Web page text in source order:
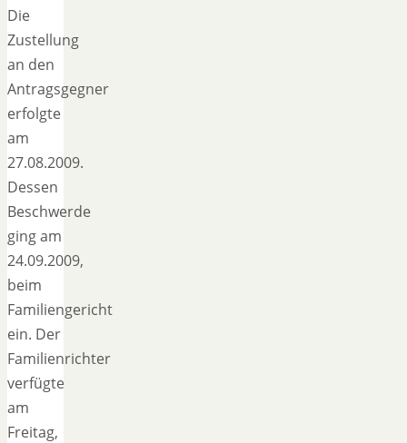
Die
Zustellung
an den
Antragsgegner
erfolgte
am
27.08.2009.
Dessen
Beschwerde
ging am
24.09.2009,
beim
Familiengericht
ein. Der
Familienrichter
verfügte
am
Freitag,